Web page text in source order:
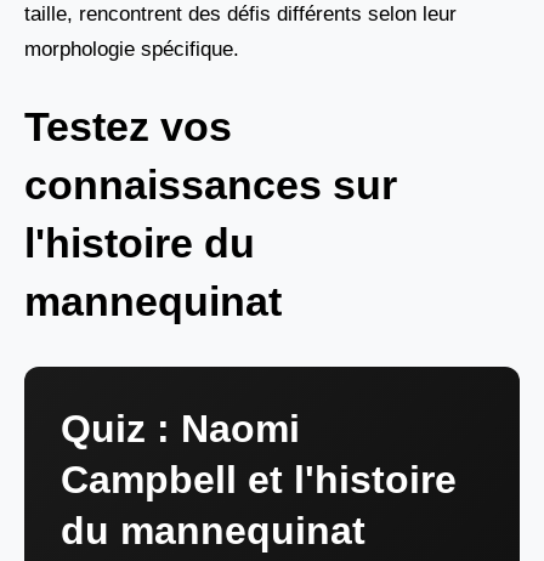
taille, rencontrent des défis différents selon leur
morphologie spécifique.
Testez vos
connaissances sur
l'histoire du
mannequinat
Quiz : Naomi
Campbell et l'histoire
du mannequinat